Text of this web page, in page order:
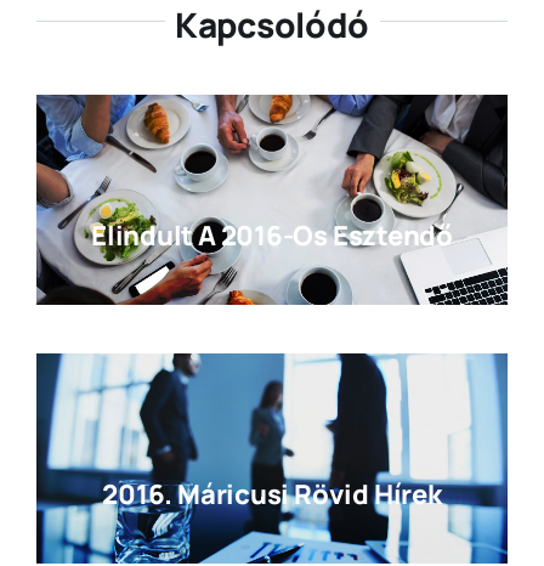
Kapcsolódó
Elindult A 2016-Os Esztendő
2016. Máricusi Rövid Hírek